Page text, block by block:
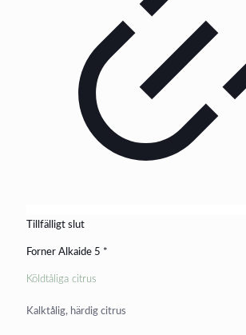
Tillfälligt slut
Forner Alkaide 5 *
Köldtåliga citrus
Kalktålig, härdig citrus